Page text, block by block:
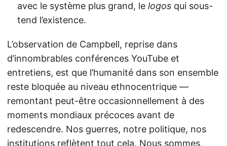
avec le système plus grand, le logos qui sous-
tend l’existence.
L’observation de Campbell, reprise dans
d’innombrables conférences YouTube et
entretiens, est que l’humanité dans son ensemble
reste bloquée au niveau ethnocentrique —
remontant peut-être occasionnellement à des
moments mondiaux précoces avant de
redescendre. Nos guerres, notre politique, nos
institutions reflètent tout cela. Nous sommes,